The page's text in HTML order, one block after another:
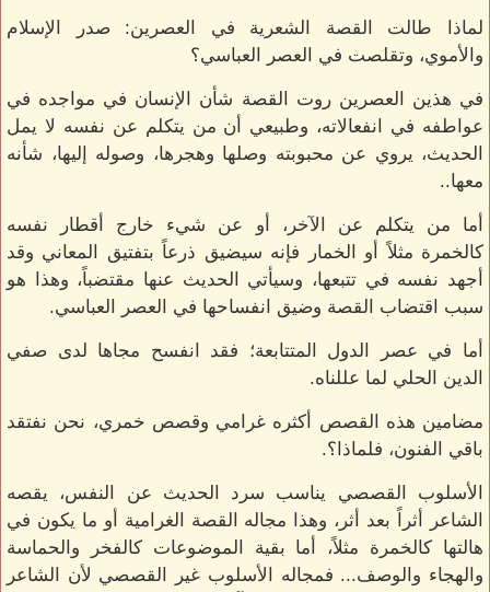
لماذا طالت القصة الشعرية في العصرين: صدر الإسلام
والأموي، وتقلصت في العصر العباسي؟
في هذين العصرين روت القصة شأن الإنسان في مواجده في
عواطفه في انفعالاته، وطبيعي أن من يتكلم عن نفسه لا يمل
الحديث، يروي عن محبوبته وصلها وهجرها، وصوله إليها، شأنه
معها..
أما من يتكلم عن الآخر، أو عن شيء خارج أقطار نفسه
كالخمرة مثلاً أو الخمار فإنه سيضيق ذرعاً بتفتيق المعاني وقد
أجهد نفسه في تتبعها، وسيأتي الحديث عنها مقتضباً، وهذا هو
سبب اقتضاب القصة وضيق انفساحها في العصر العباسي.
أما في عصر الدول المتتابعة؛ فقد انفسح مجاها لدى صفي
الدين الحلي لما عللناه.
مضامين هذه القصص أكثره غرامي وقصص خمري، نحن نفتقد
باقي الفنون، فلماذا؟.
الأسلوب القصصي يناسب سرد الحديث عن النفس، يقصه
الشاعر أثراً بعد أثر، وهذا مجاله القصة الغرامية أو ما يكون في
هالتها كالخمرة مثلاً، أما بقية الموضوعات كالفخر والحماسة
والهجاء والوصف... فمجاله الأسلوب غير القصصي لأن الشاعر